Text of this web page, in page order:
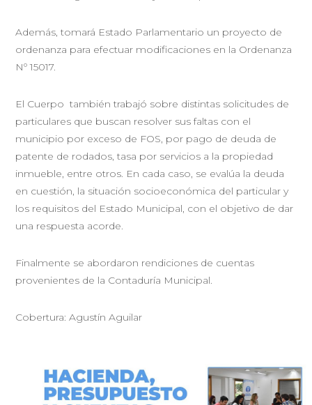
Además, tomará Estado Parlamentario un proyecto de
ordenanza para efectuar modificaciones en la Ordenanza
Nº 15017.
El Cuerpo también trabajó sobre distintas solicitudes de
particulares que buscan resolver sus faltas con el
municipio por exceso de FOS, por pago de deuda de
patente de rodados, tasa por servicios a la propiedad
inmueble, entre otros. En cada caso, se evalúa la deuda
en cuestión, la situación socioeconómica del particular y
los requisitos del Estado Municipal, con el objetivo de dar
una respuesta acorde.
Finalmente se abordaron rendiciones de cuentas
provenientes de la Contaduría Municipal.
Cobertura: Agustín Aguilar